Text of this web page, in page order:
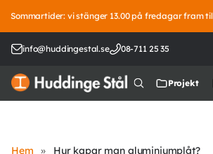
Sommartider: vi stänger 13.00 på fredagar fram
info@huddingestal.se 08-711 25 35
Projekt
Hem » Hur kapar man aluminiumplåt?